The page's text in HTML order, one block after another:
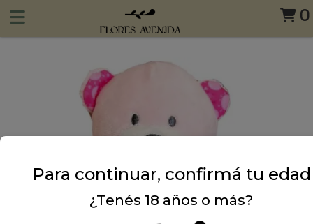
0
Para continuar, confirmá tu edad
¿Tenés 18 años o más?